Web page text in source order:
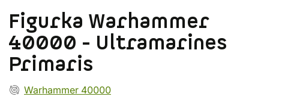
Figurka Warhammer
40000 - Ultramarines
Primaris
Warhammer 40000